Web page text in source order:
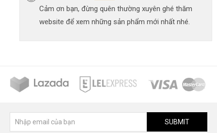
Cảm ơn bạn, đừng quên thường xuyên ghé thăm
website để xem những sản phẩm mới nhất nhé.
SUBMIT